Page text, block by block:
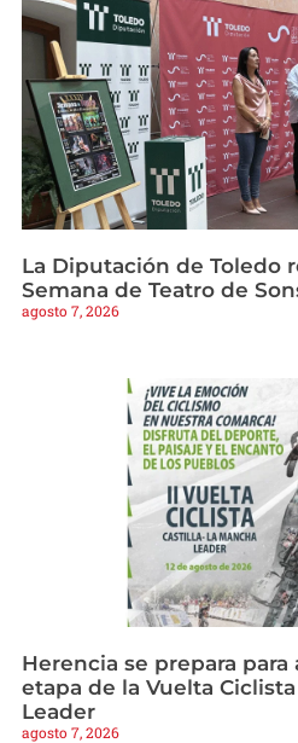
La Diputación de Toledo
Semana de Teatro de
agosto 7, 2026
Herencia se prepara
etapa de la Vuelta
Leader
agosto 7, 2026